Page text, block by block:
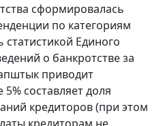
сформировалась
по категориям
статистикой Единого
о банкротстве за
приводит
составляет доля
кредиторов (при этом